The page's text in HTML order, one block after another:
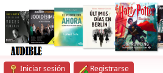
Iniciar sesión Registrarse